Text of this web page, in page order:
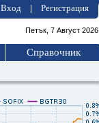
Вход Регистрация
Петък, 7 Август 2026
Справочник